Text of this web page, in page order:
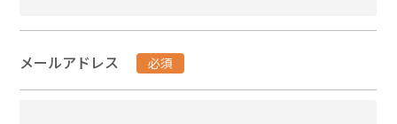
メールアドレス 必須